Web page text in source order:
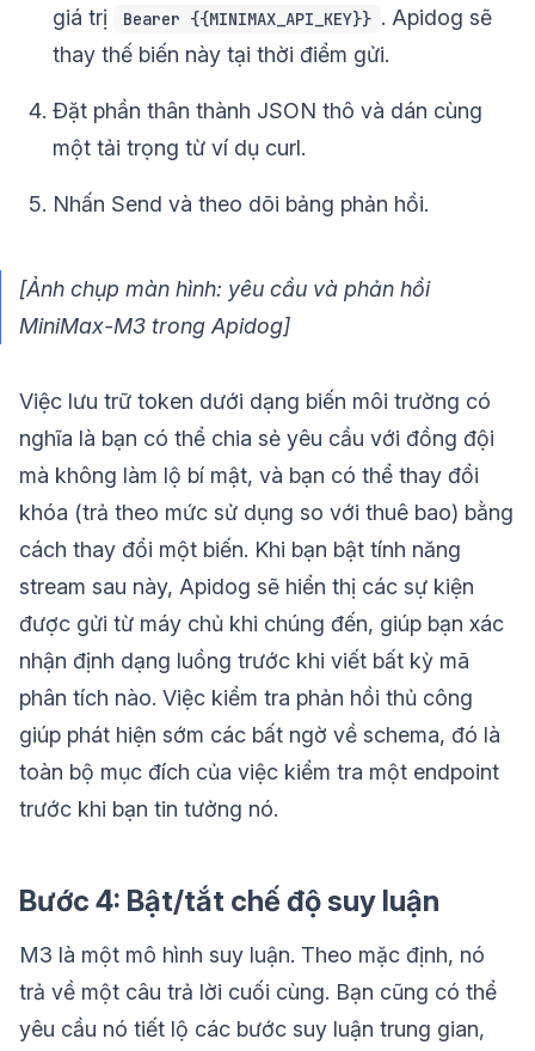
giá trị
Bearer {{MINIMAX_API_KEY}} . Apidog sẽ
thay thế biến này tại thời điểm gửi.
Đặt phần thân thành JSON thô và dán cùng
một tải trọng từ ví dụ curl.
Nhấn Send và theo dõi bảng phản hồi.
[Ảnh chụp màn hình: yêu cầu và phản hồi
MiniMax-M3 trong Apidog]
Việc lưu trữ token dưới dạng biến môi trường có
nghĩa là bạn có thể chia sẻ yêu cầu với đồng đội
mà không làm lộ bí mật, và bạn có thể thay đổi
khóa (trả theo mức sử dụng so với thuê bao) bằng
cách thay đổi một biến. Khi bạn bật tính năng
stream sau này, Apidog sẽ hiển thị các sự kiện
được gửi từ máy chủ khi chúng đến, giúp bạn xác
nhận định dạng luồng trước khi viết bất kỳ mã
phân tích nào. Việc kiểm tra phản hồi thủ công
giúp phát hiện sớm các bất ngờ về schema, đó là
toàn bộ mục đích của việc kiểm tra một endpoint
trước khi bạn tin tưởng nó.
Bước 4: Bật/tắt chế độ suy luận
M3 là một mô hình suy luận. Theo mặc định, nó
trả về một câu trả lời cuối cùng. Bạn cũng có thể
yêu cầu nó tiết lộ các bước suy luận trung gian,